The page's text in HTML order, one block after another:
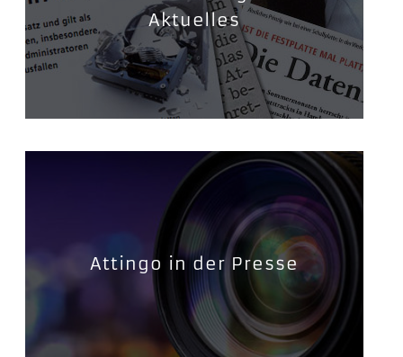
Aktuelles
Attingo in der Presse